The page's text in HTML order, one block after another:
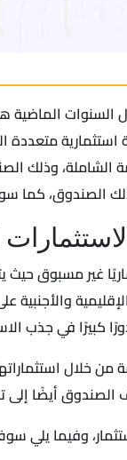
السنوات
استثمارية
الشاملة، وذلك
الصندوق، كما
غير مسبوق حيث
كبيرًا في جذب
من خلال
الصندوق أيضًا
وفيما